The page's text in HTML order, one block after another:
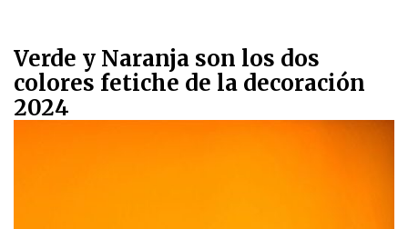
Verde y Naranja son los dos
colores fetiche de la decoración
2024